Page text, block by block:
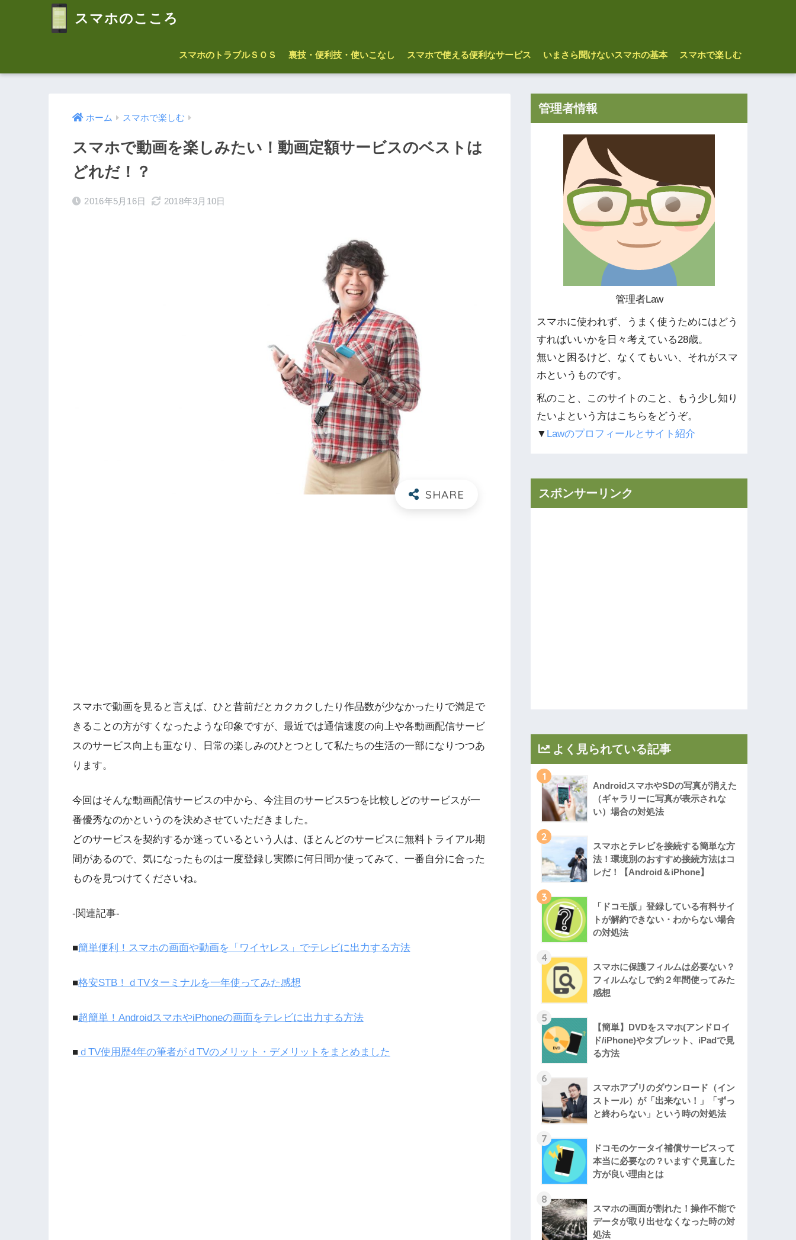
スマホのこころ
スマホのトラブルＳＯＳ 裏技・便利技・使いこなし スマホで使える便利なサービス いまさら聞けないスマホの基本 スマホで楽しむ
ホーム スマホで楽しむ
スマホで動画を楽しみたい！動画定額サービスのベストは
どれだ！？
2016年5月16日 2018年3月10日
スマホで動画を見ると言えば、ひと昔前だとカクカクしたり作品数が少なかったりで満足で
きることの方がすくなったような印象ですが、最近では通信速度の向上や各動画配信サービ
スのサービス向上も重なり、日常の楽しみのひとつとして私たちの生活の一部になりつつあ
ります。
今回はそんな動画配信サービスの中から、今注目のサービス5つを比較しどのサービスが一
番優秀なのかというのを決めさせていただきました。
どのサービスを契約するか迷っているという人は、ほとんどのサービスに無料トライアル期
間があるので、気になったものは一度登録し実際に何日間か使ってみて、一番自分に合った
ものを見つけてくださいね。
-関連記事-
■簡単便利！スマホの画面や動画を「ワイヤレス」でテレビに出力する方法
■格安STB！ｄTVターミナルを一年使ってみた感想
■超簡単！AndroidスマホやiPhoneの画面をテレビに出力する方法
■ ｄTV使用歴4年の筆者がｄTVのメリット・デメリットをまとめました
管理者情報
管理者Law
スマホに使われず、うまく使うためにはどう
すればいいかを日々考えている28歳。
無いと困るけど、なくてもいい、それがスマ
ホというものです。
私のこと、このサイトのこと、もう少し知り
たいよという方はこちらをどうぞ。
▼ Lawのプロフィールとサイト紹介
スポンサーリンク
よく見られている記事
1
AndroidスマホやSDの写真が消えた
（ギャラリーに写真が表示されな
い）場合の対処法
2
スマホとテレビを接続する簡単な方
法！環境別のおすすめ接続方法はコ
レだ！【Android＆iPhone】
3
「ドコモ版」登録している有料サイ
トが解約できない・わからない場合
の対処法
4
スマホに保護フィルムは必要ない？
フィルムなしで約２年間使ってみた
感想
5
【簡単】DVDをスマホ(アンドロイ
ド/iPhone)やタブレット、iPadで見
る方法
6
スマホアプリのダウンロード（イン
ストール）が「出来ない！」「ずっ
と終わらない」という時の対処法
7
ドコモのケータイ補償サービスって
本当に必要なの？いますぐ見直した
方が良い理由とは
8
スマホの画面が割れた！操作不能で
データが取り出せなくなった時の対
処法